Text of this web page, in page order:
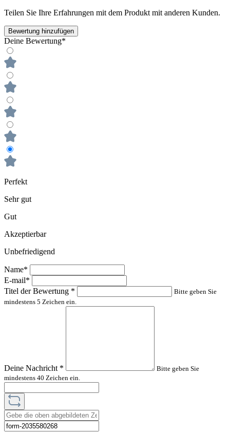
Teilen Sie Ihre Erfahrungen mit dem Produkt mit anderen Kunden.
Bewertung hinzufügen
Deine Bewertung*
Perfekt
Sehr gut
Gut
Akzeptierbar
Unbefriedigend
Name*
E-mail*
Titel der Bewertung *
Bitte geben Sie
mindestens 5 Zeichen ein.
Deine Nachricht *
Bitte geben Sie
mindestens 40 Zeichen ein.